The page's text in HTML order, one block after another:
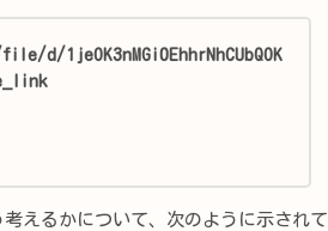
1jeOK3nMGi0EhhrNhCUbQOK
えるかについて、次のように示されて